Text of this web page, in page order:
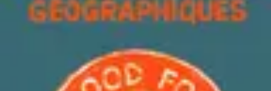
Atlas Géographique
TendancesPerception et UtilisationGuide d'achatÉducation et
Atlas Géographique